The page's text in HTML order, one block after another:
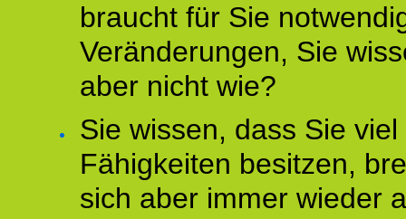
braucht für Sie
Veränderungen, Sie
aber nicht wie?
Sie wissen, dass Sie
Fähigkeiten besitzen,
sich aber immer wieder